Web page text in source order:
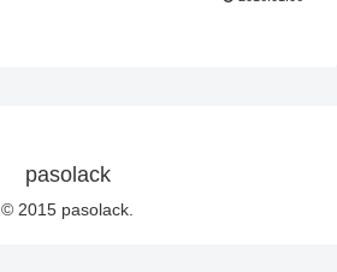
pasolack
© 2015 pasolack.